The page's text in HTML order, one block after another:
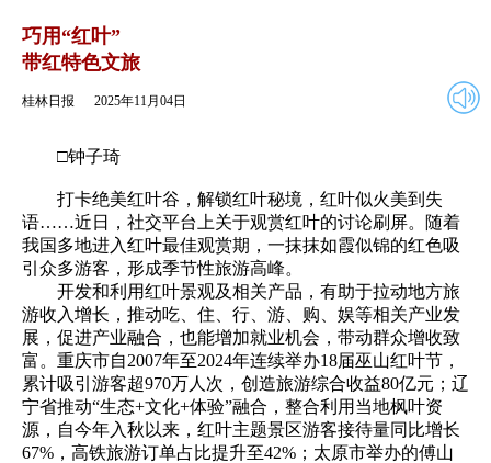
巧用“红叶”
带红特色文旅
桂林日报 2025年11月04日
□钟子琦
打卡绝美红叶谷，解锁红叶秘境，红叶似火美到失
语……近日，社交平台上关于观赏红叶的讨论刷屏。随着
我国多地进入红叶最佳观赏期，一抹抹如霞似锦的红色吸
引众多游客，形成季节性旅游高峰。
开发和利用红叶景观及相关产品，有助于拉动地方旅
游收入增长，推动吃、住、行、游、购、娱等相关产业发
展，促进产业融合，也能增加就业机会，带动群众增收致
富。重庆市自2007年至2024年连续举办18届巫山红叶节，
累计吸引游客超970万人次，创造旅游综合收益80亿元；辽
宁省推动“生态+文化+体验”融合，整合利用当地枫叶资
源，自今年入秋以来，红叶主题景区游客接待量同比增长
67%，高铁旅游订单占比提升至42%；太原市举办的傅山